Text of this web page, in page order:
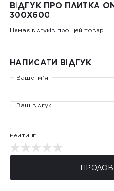
ВІДГУК ПРО ПЛИТКА
300Х600
Немає відгуків про цей товар.
НАПИСАТИ ВІДГУК
Ваше ім’я:
Ваш відгук
Рейтинг